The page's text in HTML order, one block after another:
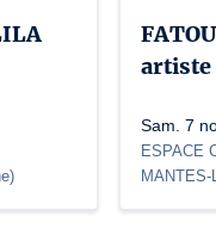
)
artiste
Sam. 7
ESPACE
MANTES-